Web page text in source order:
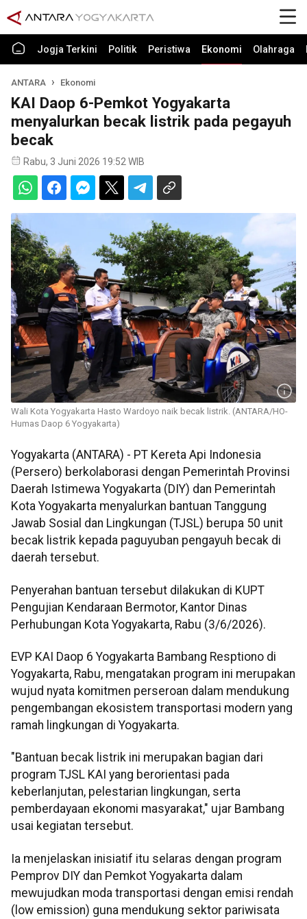
Jogja Terkini Politik Peristiwa Ekonomi Olahraga
ANTARA Ekonomi
KAI Daop 6-Pemkot Yogyakarta
menyalurkan becak listrik pada pegayuh
becak
Rabu, 3 Juni 2026 19:52 WIB
Wali Kota Yogyakarta Hasto Wardoyo naik becak listrik. (ANTARA/HO-
Humas Daop 6 Yogyakarta)
Yogyakarta (ANTARA) - PT Kereta Api Indonesia
(Persero) berkolaborasi dengan Pemerintah Provinsi
Daerah Istimewa Yogyakarta (DIY) dan Pemerintah
Kota Yogyakarta menyalurkan bantuan Tanggung
Jawab Sosial dan Lingkungan (TJSL) berupa 50 unit
becak listrik kepada paguyuban pengayuh becak di
daerah tersebut.
Penyerahan bantuan tersebut dilakukan di KUPT
Pengujian Kendaraan Bermotor, Kantor Dinas
Perhubungan Kota Yogyakarta, Rabu (3/6/2026).
EVP KAI Daop 6 Yogyakarta Bambang Resptiono di
Yogyakarta, Rabu, mengatakan program ini merupakan
wujud nyata komitmen perseroan dalam mendukung
pengembangan ekosistem transportasi modern yang
ramah lingkungan di Yogyakarta.
"Bantuan becak listrik ini merupakan bagian dari
program TJSL KAI yang berorientasi pada
keberlanjutan, pelestarian lingkungan, serta
pemberdayaan ekonomi masyarakat," ujar Bambang
usai kegiatan tersebut.
Ia menjelaskan inisiatif itu selaras dengan program
Pemprov DIY dan Pemkot Yogyakarta dalam
mewujudkan moda transportasi dengan emisi rendah
(low emission) guna mendukung sektor pariwisata